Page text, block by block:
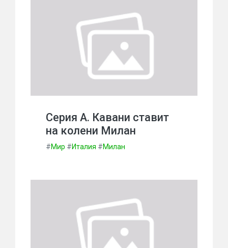
Серия А. Кавани ставит
на колени Милан
#Мир #Италия #Милан